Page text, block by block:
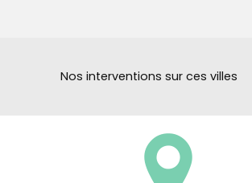
Nos interventions sur ces villes